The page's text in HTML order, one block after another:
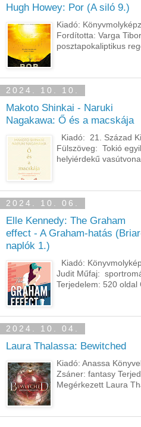
Hugh Howey: Por (A siló 9.)
Kiadó:
Fordította: Varga
posztapokaliptikus
2024. 10. 10.
Makoto Shinkai - Naruki
Nagakawa: Ő ​és a macskája
Kiadó: 21. Század
Fülszöveg: Tokió
helyiérdekű
2024. 10. 06.
Elle Kennedy: The Graham
effect - A Graham-hatás
naplók 1.)
Kiadó:
Judit Műfaj:
Terjedelem: 520 oldal
2024. 10. 04.
Laura Thalassa: Bewitched
Kiadó: Anassa
Zsáner: fantasy
Megérkezett Laura